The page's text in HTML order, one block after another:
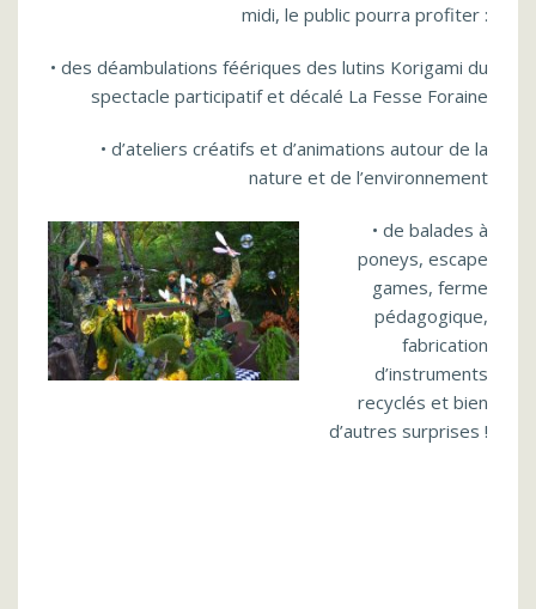
midi, le public pourra profiter :
• des déambulations féériques des lutins Korigami du
spectacle participatif et décalé La Fesse Foraine
• d’ateliers créatifs et d’animations autour de la
nature et de l’environnement
• de balades à
poneys, escape
games, ferme
pédagogique,
fabrication
d’instruments
recyclés et bien
d’autres surprises !